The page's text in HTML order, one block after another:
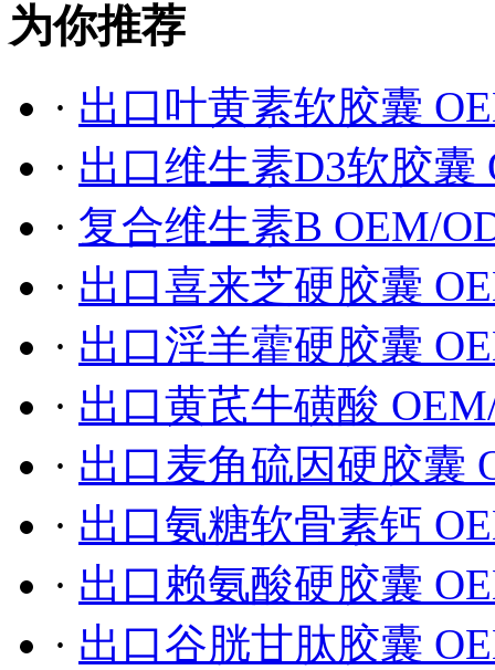
为你推荐
· 出口叶黄素软胶囊
· 出口维生素D3软胶囊
· 复合维生素B OEM/
· 出口喜来芝硬胶囊
· 出口淫羊藿硬胶囊
· 出口黄芪牛磺酸
· 出口麦角硫因硬胶囊
· 出口氨糖软骨素钙
· 出口赖氨酸硬胶囊
· 出口谷胱甘肽胶囊